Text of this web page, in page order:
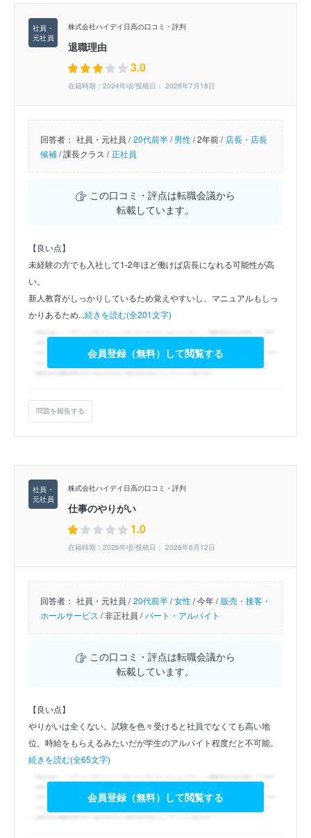
株式会社ハイデイ日高の口コミ・評判
退職理由
3.0
在籍時期：2024年頃/投稿日： 2026年7月18日
回答者： 社員・元社員 / 20代前半/男性/2年前 / 店長・店長
候補/課長クラス / 正社員
この口コミ・評点は転職会議から
転載しています。
【良い点】
未経験の方でも入社して1-2年ほど働けば店長になれる可能性が高
い。
新人教育がしっかりしているため覚えやすいし、マニュアルもしっ
かりあるため...続きを読む(全201文字)
会員登録（無料）して閲覧する
問題を報告する
株式会社ハイデイ日高の口コミ・評判
仕事のやりがい
1.0
在籍時期：2026年頃/投稿日： 2026年6月12日
回答者： 社員・元社員 / 20代前半/女性/今年 / 販売・接客・
ホールサービス /非正社員 / パート・アルバイト
この口コミ・評点は転職会議から
転載しています。
【良い点】
やりがいは全くない。試験を色々受けると社員でなくても高い地
位、時給をもらえるみたいだが学生のアルバイト程度だと不可能。
続きを読む(全65文字)
会員登録（無料）して閲覧する